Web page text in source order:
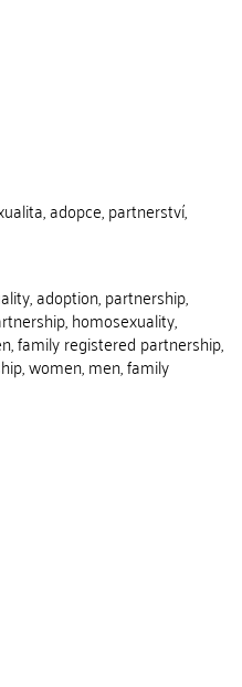
adopce, partnerství,
adoption, partnership,
homosexuality,
family registered partnership,
women, men, family